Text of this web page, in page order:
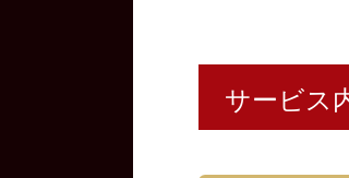
サービス